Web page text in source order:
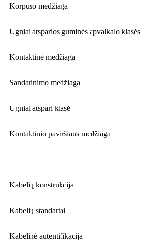
Korpuso medžiaga
Ugniai atsparios guminės apvalkalo klasės
Kontaktinė medžiaga
Sandarinimo medžiaga
Ugniai atspari klasė
Kontaktinio paviršiaus medžiaga
Kabelių konstrukcija
Kabelių standartai
Kabelinė autentifikacija